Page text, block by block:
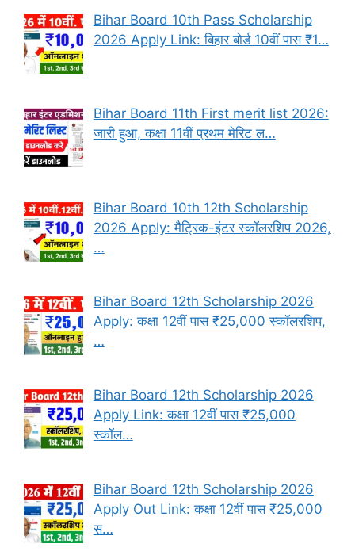
Bihar Board 10th Pass Scholarship
2026 Apply Link: बिहार बोर्ड 10वीं पास ₹1…
Bihar Board 11th First merit list 2026:
जारी हुआ, कक्षा 11वीं प्रथम मेरिट ल…
Bihar Board 10th 12th Scholarship
2026 Apply: मैट्रिक-इंटर स्कॉलरशिप 2026,
…
Bihar Board 12th Scholarship 2026
Apply: कक्षा 12वीं पास ₹25,000 स्कॉलरशिप,
…
Bihar Board 12th Scholarship 2026
Apply Link: कक्षा 12वीं पास ₹25,000
स्कॉल…
Bihar Board 12th Scholarship 2026
Apply Out Link: कक्षा 12वीं पास ₹25,000
स…